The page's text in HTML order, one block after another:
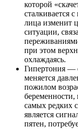
которой
сталкивается
лица изменит
ситуации,
при этом
охлаждаясь.
Гипертония —
меняется
пожилом
самых редких
является
пятен,